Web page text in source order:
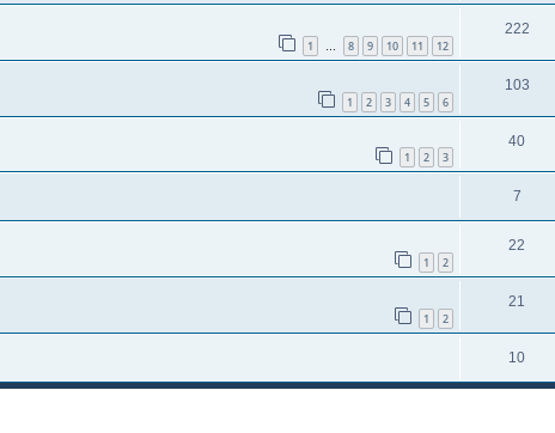
1 … 8 9 10 11 12
222
1 2 3 4 5 6
103
1 2 3
40
7
1 2
22
1 2
21
10